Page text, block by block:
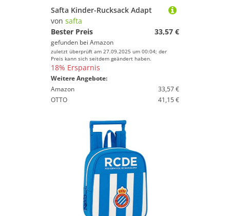
Safta Kinder-Rucksack Adapt
von safta
Bester Preis
33,57 €
gefunden bei Amazon
zuletzt überprüft am 27.09.2025 um 00:04; der
Preis kann sich seitdem geändert haben.
18% Ersparnis
Weitere Angebote:
Amazon
33,57 €
OTTO
41,15 €